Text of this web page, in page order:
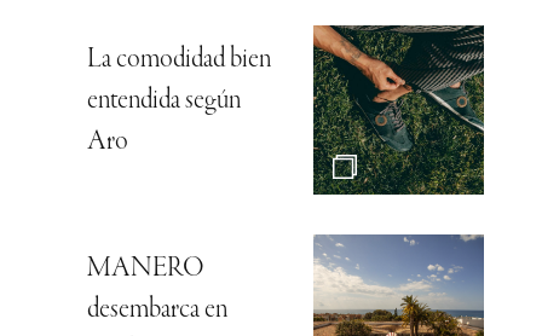
La comodidad bien
entendida según
Aro
MANERO
desembarca en